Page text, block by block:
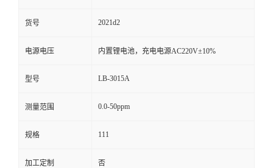
言
货号 2021d2
电源电压 内置锂电池，充电电源AC220V±10%
型号 LB-3015A
测量范围 0.0-50ppm
规格 111
加工定制 否